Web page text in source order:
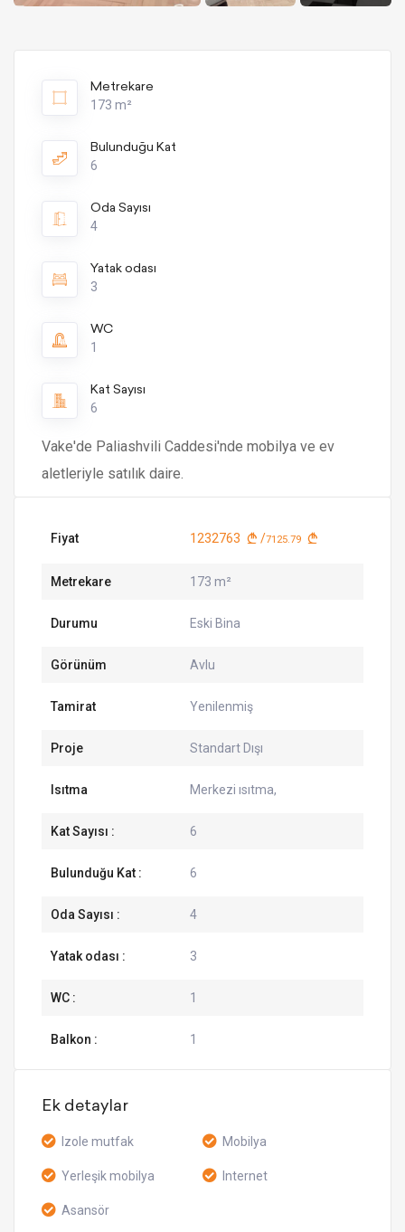
Metrekare
173 m²
Bulunduğu Kat
6
Oda Sayısı
4
Yatak odası
3
WC
1
Kat Sayısı
6
Vake'de Paliashvili Caddesi'nde mobilya ve ev
aletleriyle satılık daire.
Fiyat 1232763 /7125.79
Metrekare 173 m²
Durumu Eski Bina
Görünüm Avlu
Tamirat Yenilenmiş
Proje Standart Dışı
Isıtma Merkezi ısıtma,
Kat Sayısı : 6
Bulunduğu Kat : 6
Oda Sayısı : 4
Yatak odası : 3
WC : 1
Balkon : 1
Ek detaylar
Izole mutfak Mobilya
Yerleşik mobilya Internet
Asansör